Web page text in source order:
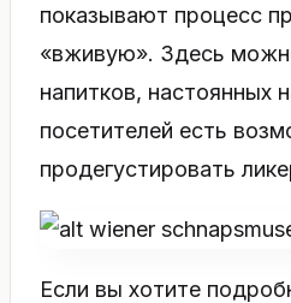
показывают процесс
«вживую». Здесь
напитков, настоянных
посетителей есть
продегустировать
Если вы хотите